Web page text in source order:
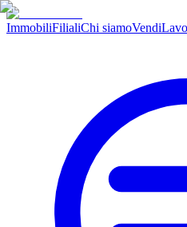
ImmobiliFilialiChi siamoVendi